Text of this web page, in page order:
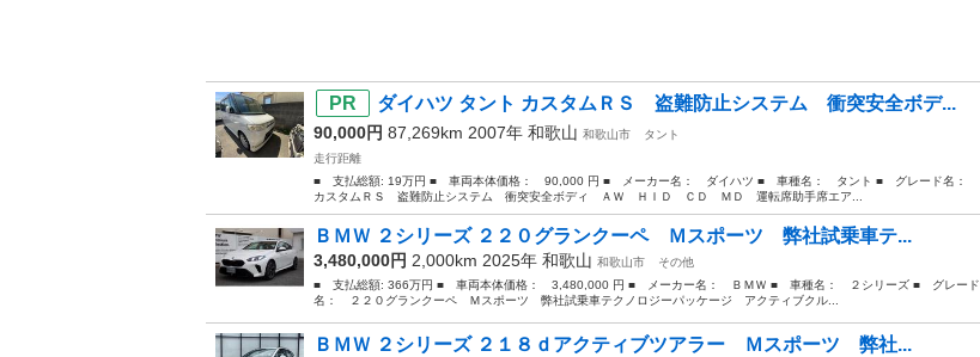
ダイハツ タント カスタムＲＳ 盗難防止システム 衝突安全ボデ...
90,000円 87,269km 2007年 和歌山 和歌山市
タント
走行距離
■ 支払総額: 19万円 ■ 車両本体価格： 90,000 円 ■ メーカー名： ダイハツ ■ 車種名： タント ■ グレード名：
カスタムＲＳ 盗難防止システム 衝突安全ボディ ＡＷ ＨＩＤ ＣＤ ＭＤ 運転席助手席エア...
ＢＭＷ ２シリーズ ２２０グランクーペ Ｍスポーツ 弊社試乗車テ...
3,480,000円 2,000km 2025年 和歌山 和歌山市
その他
■ 支払総額: 366万円 ■ 車両本体価格： 3,480,000 円 ■ メーカー名： ＢＭＷ ■ 車種名： ２シリーズ ■ グレード
名： ２２０グランクーペ Ｍスポーツ 弊社試乗車テクノロジーパッケージ アクティブクル...
ＢＭＷ ２シリーズ ２１８ｄアクティブツアラー Ｍスポーツ 弊社...